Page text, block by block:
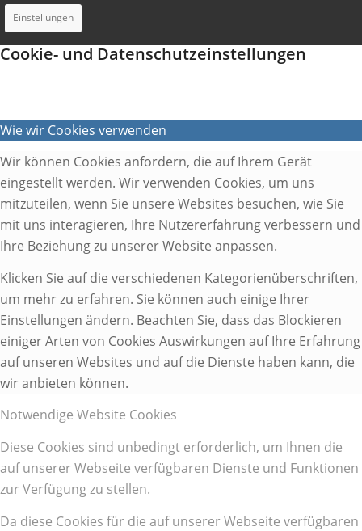
Einstellungen
Cookie- und Datenschutzeinstellungen
Wie wir Cookies verwenden
Wir können Cookies anfordern, die auf Ihrem Gerät
eingestellt werden. Wir verwenden Cookies, um uns
mitzuteilen, wenn Sie unsere Websites besuchen, wie Sie
mit uns interagieren, Ihre Nutzererfahrung verbessern und
Ihre Beziehung zu unserer Website anpassen.
Klicken Sie auf die verschiedenen Kategorienüberschriften,
um mehr zu erfahren. Sie können auch einige Ihrer
Einstellungen ändern. Beachten Sie, dass das Blockieren
einiger Arten von Cookies Auswirkungen auf Ihre Erfahrung
auf unseren Websites und auf die Dienste haben kann, die
wir anbieten können.
Notwendige Website Cookies
Diese Cookies sind unbedingt erforderlich, um Ihnen die
auf unserer Webseite verfügbaren Dienste und Funktionen
zur Verfügung zu stellen.
Da diese Cookies für die auf unserer Webseite verfügbaren